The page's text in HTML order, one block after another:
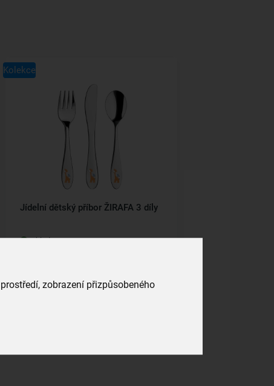
zobrazení přizpůsobeného
Kolekce
Jídelní dětský příbor ŽIRAFA 3 díly
skladem